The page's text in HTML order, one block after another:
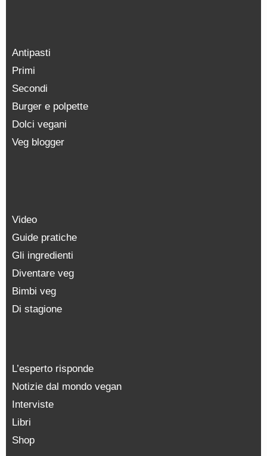
Antipasti
Primi
Secondi
Burger e polpette
Dolci vegani
Veg blogger
Video
Guide pratiche
Gli ingredienti
Diventare veg
Bimbi veg
Di stagione
L’esperto risponde
Notizie dal mondo vegan
Interviste
Libri
Shop